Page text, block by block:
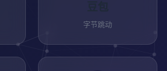
字节跳动